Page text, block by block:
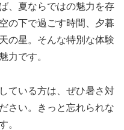
、夏ならではの魅力を存
の下で過ごす時間、夕暮
の星。そんな特別な体験
力です。
ている方は、ぜひ暑さ対
さい。きっと忘れられな
。